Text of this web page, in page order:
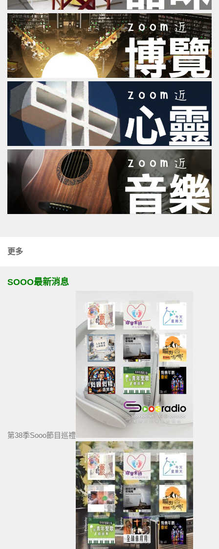
更多
SOOO最新消息
第38季Sooo節目巡禮